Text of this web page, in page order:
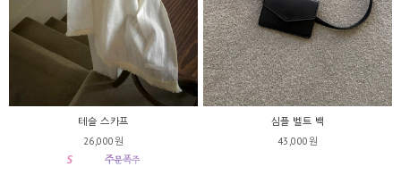
테슬 스카프
26,000원
심플 벨트 백
43,000원